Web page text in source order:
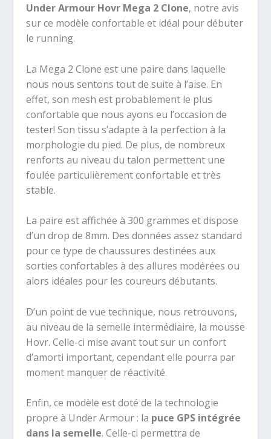
Under Armour Hovr Mega 2 Clone, notre avis
sur ce modèle confortable et idéal pour débuter
le running.
La Mega 2 Clone est une paire dans laquelle
nous nous sentons tout de suite à l’aise. En
effet, son mesh est probablement le plus
confortable que nous ayons eu l’occasion de
tester! Son tissu s’adapte à la perfection à la
morphologie du pied. De plus, de nombreux
renforts au niveau du talon permettent une
foulée particulièrement confortable et très
stable.
La paire est affichée à 300 grammes et dispose
d’un drop de 8mm. Des données assez standard
pour ce type de chaussures destinées aux
sorties confortables à des allures modérées ou
alors idéales pour les coureurs débutants.
D’un point de vue technique, nous retrouvons,
au niveau de la semelle intermédiaire, la mousse
Hovr. Celle-ci mise avant tout sur un confort
d’amorti important, cependant elle pourra par
moment manquer de réactivité.
Enfin, ce modèle est doté de la technologie
propre à Under Armour : la puce GPS intégrée
dans la semelle. Celle-ci permettra de